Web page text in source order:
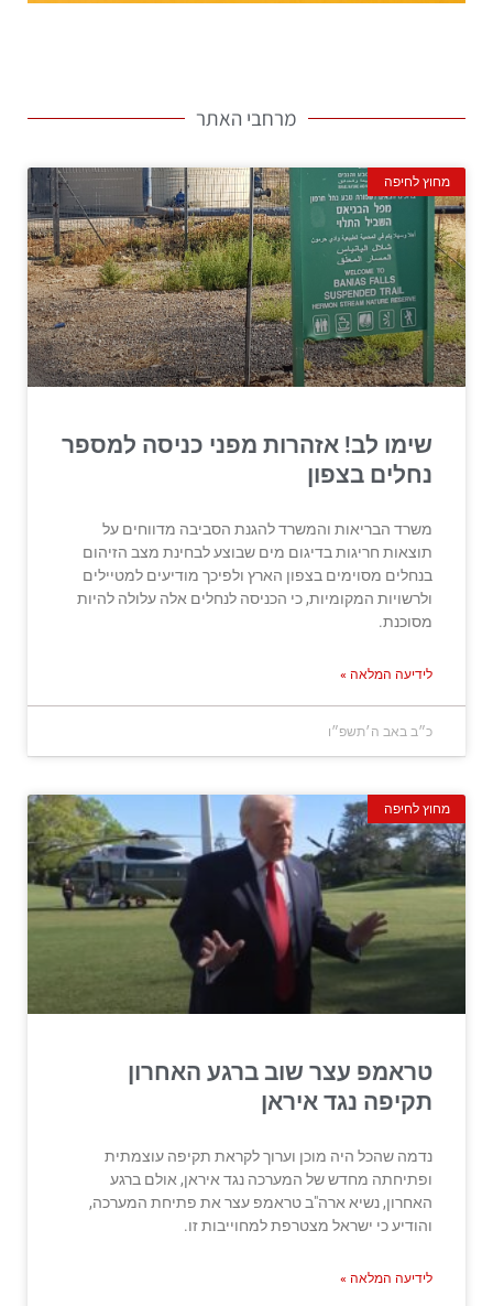
מרחבי האתר
מחוץ לחיפה
שימו לב! אזהרות מפני כניסה למספר
נחלים בצפון
משרד הבריאות והמשרד להגנת הסביבה מדווחים על
תוצאות חריגות בדיגום מים שבוצע לבחינת מצב הזיהום
בנחלים מסוימים בצפון הארץ ולפיכך מודיעים למטיילים
ולרשויות המקומיות, כי הכניסה לנחלים אלה עלולה להיות
מסוכנת.
לידיעה המלאה »
כ״ב באב ה׳תשפ״ו
מחוץ לחיפה
טראמפ עצר שוב ברגע האחרון
תקיפה נגד איראן
נדמה שהכל היה מוכן וערוך לקראת תקיפה עוצמתית
ופתיחתה מחדש של המערכה נגד איראן, אולם ברגע
האחרון, נשיא ארה"ב טראמפ עצר את פתיחת המערכה,
והודיע כי ישראל מצטרפת למחוייבות זו.
לידיעה המלאה »